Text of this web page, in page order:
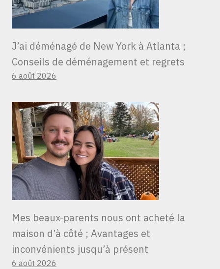
J’ai déménagé de New York à Atlanta ;
Conseils de déménagement et regrets
6 août 2026
Mes beaux-parents nous ont acheté la
maison d’à côté ; Avantages et
inconvénients jusqu’à présent
6 août 2026